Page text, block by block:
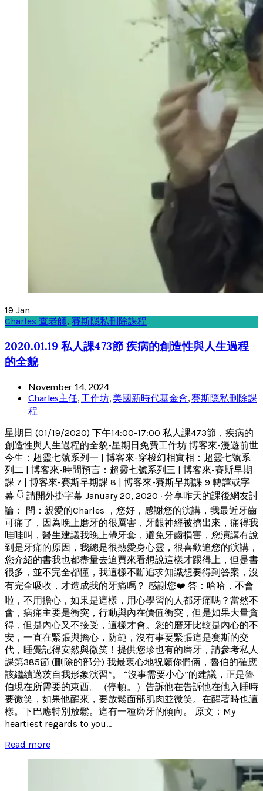
19 Jan
Charles 查老師, 賽斯隱私刪除課程
2020.01.19 私人課473節 疾病的創造性與人生過程
的全貌
November 14, 2024
Charles主任, 工作坊, 美國新時代基金會,賽斯隱私刪除課
程
星期日 (01/19/2020) 下午14:00-17:00 私人課473節，疾病的
創造性與人生過程的全貌-星期日免費工作坊 博客來-漫遊前世
今生：超靈七號系列一 | 博客來-穿梭幻相實相：超靈七號系
列二 | 博客來-時間預言：超靈七號系列三 | 博客來-賽斯早期
課 7 | 博客來-賽斯早期課 8 | 博客來-賽斯早期課 9 轉譯或字
幕 👇 請開外掛字幕 January 20, 2020 · 分享昨天的課後網友討
論： 問：親愛的Charles ，您好，感謝您的演講，我最近牙齒
可痛了，因為晚上磨牙的很厲害，牙齦神經被擠出來，痛得我
哇哇叫，醫生建議我晚上帶牙套，避免牙齒損害，您演講有說
到是牙痛的原因，我總是很熱愛身心靈，很喜歡追您的演講，
您介紹的書我也都盡量去追買來看想說這樣才跟得上，但是書
很多，並不完全都懂，我這樣不斷追求知識想要得到答案，沒
有完全吸收，才造成我的牙痛嗎？ 感謝您❤️ 答：哈哈，不會
啦，不用擔心，如果是這樣，用心學習的人都牙痛嗎？當然不
會，病痛主要是衝突，行動與內在價值衝突，但是如果大量貪
得，但是內心又不接受，這樣才會。您的磨牙比較是內心的不
安，一直在緊張與擔心，防範，沒有事要緊張這是賽斯的交
代，睡覺記得安然與微笑！提供您珍也有的磨牙，請參考私人
課第385節 (刪除的部分) 我最衷心地祝願你們倆，魯伯的確應
該繼續邁茨自我形象演習*。 “沒事需要小心”的建議，正是魯
伯現在所需要的東西。（停頓。）告訴他在告訴他在他入睡時
要微笑，如果他醒來，要放鬆面部肌肉並微笑。在醒著時也這
樣。下巴應特別放鬆。這有一種磨牙的傾向。 原文：My
heartiest regards to you...
Read more